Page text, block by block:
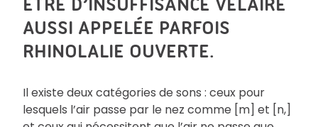
AUSSI APPELÉE PARFOIS
RHINOLALIE OUVERTE.
Il existe deux catégories de sons : ceux pour
lesquels l’air passe par le nez comme [m] et [n,]